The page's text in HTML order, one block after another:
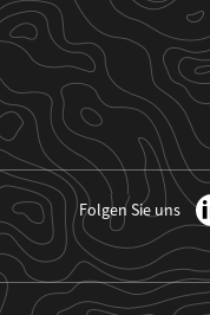
Folgen Sie uns